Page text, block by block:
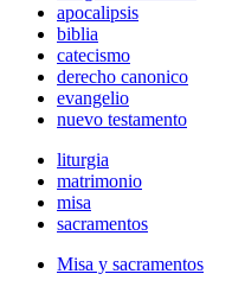
apocalipsis
biblia
catecismo
derecho canonico
evangelio
nuevo testamento
liturgia
matrimonio
misa
sacramentos
Misa y sacramentos